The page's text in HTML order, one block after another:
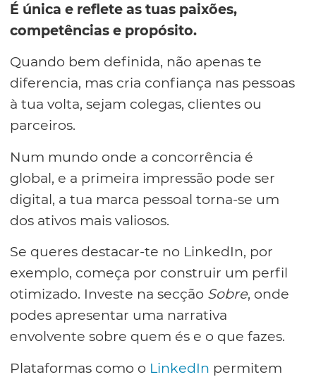
É única e reflete as tuas paixões,
competências e propósito.
Quando bem definida, não apenas te
diferencia, mas cria confiança nas pessoas
à tua volta, sejam colegas, clientes ou
parceiros.
Num mundo onde a concorrência é
global, e a primeira impressão pode ser
digital, a tua marca pessoal torna-se um
dos ativos mais valiosos.
Se queres destacar-te no LinkedIn, por
exemplo, começa por construir um perfil
otimizado. Investe na secção Sobre, onde
podes apresentar uma narrativa
envolvente sobre quem és e o que fazes.
Plataformas como o LinkedIn permitem